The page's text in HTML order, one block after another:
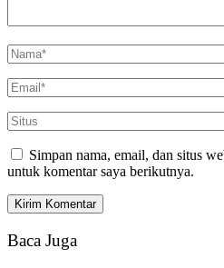
Simpan nama, email, dan situs
untuk komentar saya berikutnya.
Baca Juga